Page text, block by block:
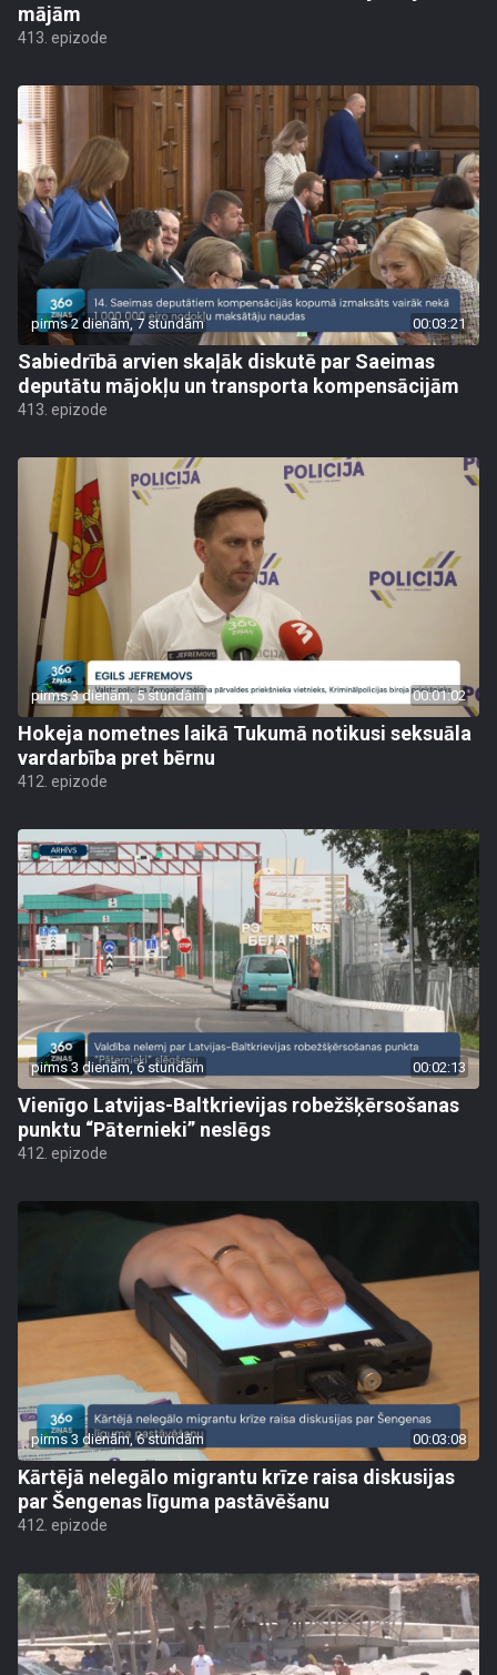
mājām
413. epizode
pirms 2 dienām, 7 stundām 00:03:21
Sabiedrībā arvien skaļāk diskutē par Saeimas
deputātu mājokļu un transporta kompensācijām
413. epizode
pirms 3 dienām, 5 stundām 00:01:02
Hokeja nometnes laikā Tukumā notikusi seksuāla
vardarbība pret bērnu
412. epizode
pirms 3 dienām, 6 stundām 00:02:13
Vienīgo Latvijas-Baltkrievijas robežšķērsošanas
punktu “Pāternieki” neslēgs
412. epizode
pirms 3 dienām, 6 stundām 00:03:08
Kārtējā nelegālo migrantu krīze raisa diskusijas
par Šengenas līguma pastāvēšanu
412. epizode